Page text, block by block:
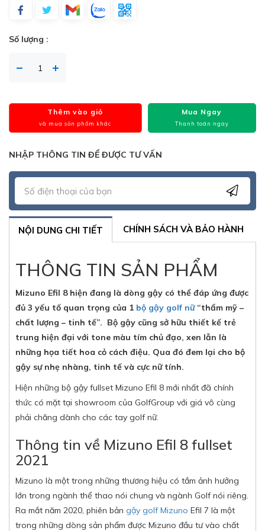
Số lượng :
Thêm vào giỏ
và mua sản phẩm khác
Mua Ngay
Thanh toán ngay
NHẬP THÔNG TIN ĐỂ ĐƯỢC TƯ VẤN
NỘI DUNG CHI TIẾT CHÍNH SÁCH VÀ BẢO HÀNH
THÔNG TIN SẢN PHẨM
Mizuno Efil 8 hiện đang là dòng gậy có thể đáp ứng được
đủ 3 yếu tố quan trọng của 1 bộ gậy golf nữ“thẩm mỹ –
chất lượng – tinh tế”. Bộ gậy cũng sở hữu thiết kế trẻ
trung hiện đại với tone màu tím chủ đạo, xen lẫn là
những họa tiết hoa cỏ cách điệu. Qua đó đem lại cho bộ
gậy sự nhẹ nhàng, tinh tế và cực nữ tính.
Hiện những bộ gậy fullset Mizuno Efil 8 mới nhất đã chính
thức có mặt tại showroom của GolfGroup với giá vô cùng
phải chăng dành cho các tay golf nữ.
Thông tin về Mizuno Efil 8 fullset
2021
Mizuno là một trong những thương hiệu có tầm ảnh hưởng
lớn trong ngành thể thao nói chung và ngành Golf nói riêng.
Ra mắt năm 2020, phiên bản gậy golf Mizuno Efil 7 là một
trong những dòng sản phẩm được Mizuno đầu tư vào chất